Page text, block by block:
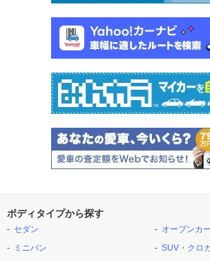
ボディタイプから探す
セダン
ミニバン
オープンカー
SUV・クロ